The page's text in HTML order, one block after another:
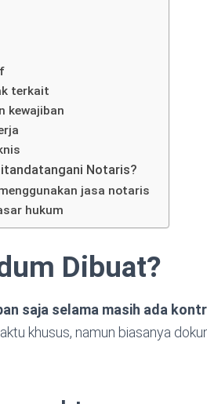
terkait
kewajiban
Notaris?
jasa notaris
hukum
Dibuat?
saja selama masih ada
khusus, namun biasanya